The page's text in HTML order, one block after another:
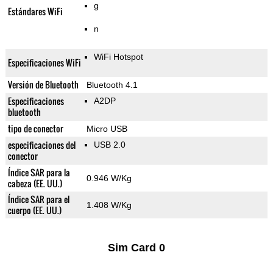
Estándares WiFi g
n
Especificaciones WiFi WiFi Hotspot
Versión de Bluetooth Bluetooth 4.1
Especificaciones
bluetooth
A2DP
tipo de conector Micro USB
especificaciones del
conector
USB 2.0
Índice SAR para la
cabeza (EE. UU.)
0.946 W/Kg
Índice SAR para el
cuerpo (EE. UU.)
1.408 W/Kg
Sim Card 0